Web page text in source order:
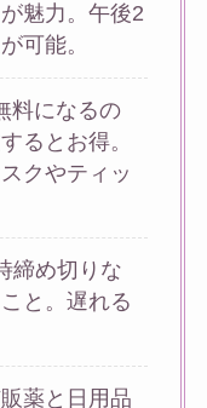
魅力。午後2
可能。
料になるの
るとお得。
クやティッ
締め切りな
と。遅れる
薬と日用品